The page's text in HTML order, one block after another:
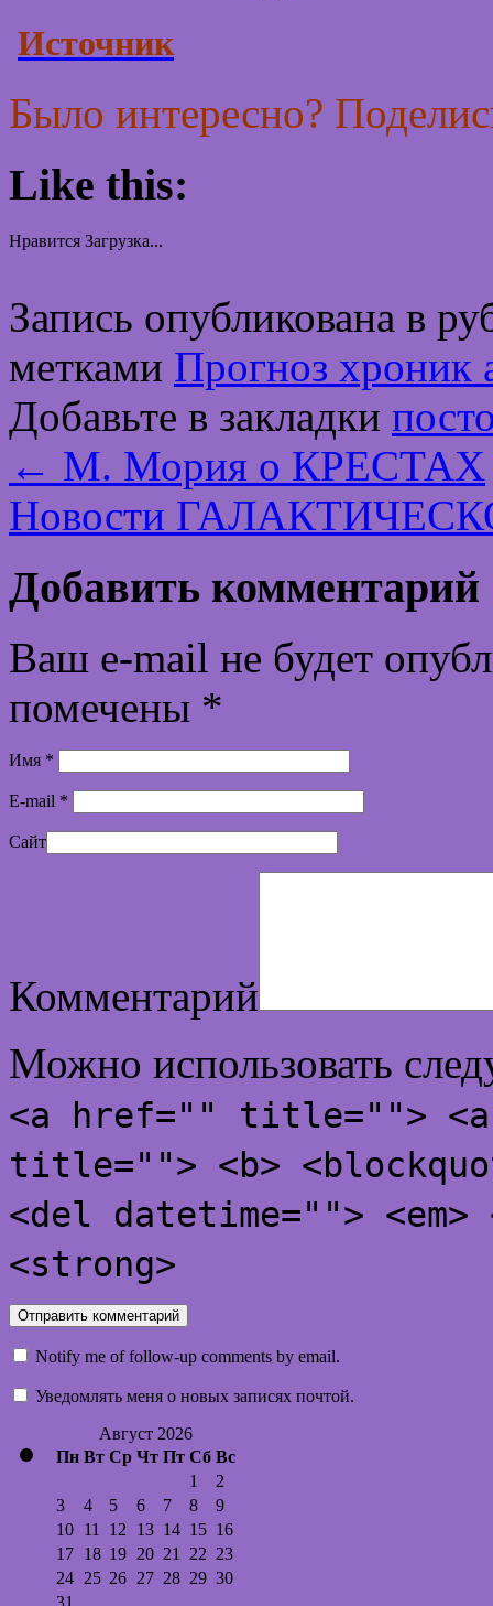
Источник
Было интересно?
Like this:
Нравится Загрузка...
Запись опубликована в
метками Прогноз хроник
Добавьте в закладки
← М. Мория о КРЕСТАХ
Новости
Добавить комментарий
Ваш e-mail не будет
помечены *
Имя *
E-mail *
Сайт
Комментарий
Можно использовать
<a href="" title="">
title=""> <b>
<del datetime="">
<strong>
Notify me of follow-up comments by email.
Уведомлять меня о новых записях почтой.
Август 2026
Пн Вт Ср Чт Пт Сб Вс
1
2
3
4 5 6 7 8
9
10 11 12 13 14 15 16
17 18 19 20 21 22 23
24 25 26 27 28 29 30